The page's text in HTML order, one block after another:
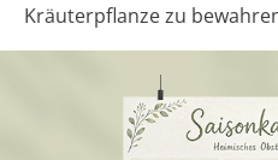
Kräuterpflanze zu